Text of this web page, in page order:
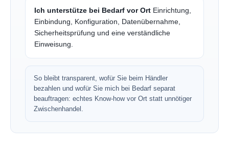
Ich unterstütze bei Bedarf vor Ort Einrichtung,
Einbindung, Konfiguration, Datenübernahme,
Sicherheitsprüfung und eine verständliche
Einweisung.
So bleibt transparent, wofür Sie beim Händler
bezahlen und wofür Sie mich bei Bedarf separat
beauftragen: echtes Know-how vor Ort statt unnötiger
Zwischenhandel.